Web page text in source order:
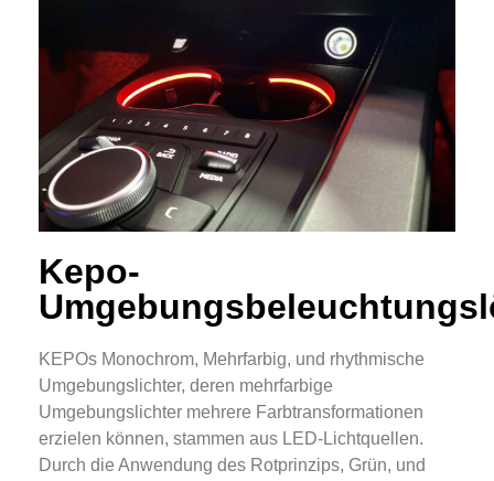
Kepo-
KEPOs Monochrom, Mehrfarbig, und rhythmische
Umgebungslichter, deren mehrfarbige
Umgebungslichter mehrere Farbtransformationen
erzielen können, stammen aus LED-Lichtquellen.
Durch die Anwendung des Rotprinzips, Grün, und